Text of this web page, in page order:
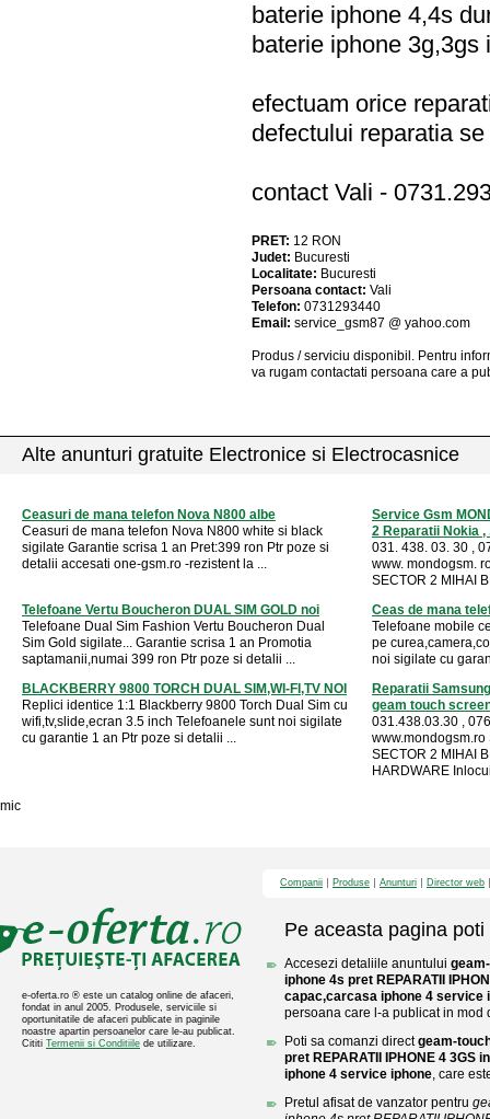
baterie iphone 4,4s
baterie iphone
efectuam orice
defectului reparatia
contact Vali -
PRET: 12 RON
Judet: Bucuresti
Localitate: Bucuresti
Persoana contact: Vali
Telefon: 0731293440
Email: service_gsm87 @ yahoo.com
Produs / serviciu disponibil . Pentru
va rugam contactati persoana care a
Alte anunturi gratuite Electronice si Electrocasnice
Ceasuri de mana telefon Nova N800 albe
Ceasuri de mana telefon Nova N800 white si black
sigilate Garantie scrisa 1 an Pret:399 ron Ptr poze si
detalii accesati one-gsm.ro -rezistent la ...
Service Gsm
2 Reparatii Nokia ,
031. 438. 03. 30 ,
www. mondogsm.
SECTOR 2 MIHAI
Telefoane Vertu Boucheron DUAL SIM GOLD noi
Telefoane Dual Sim Fashion Vertu Boucheron Dual
Sim Gold sigilate... Garantie scrisa 1 an Promotia
saptamanii,numai 399 ron Ptr poze si detalii ...
Ceas de mana
Telefoane mobile
pe
noi sigilate cu
BLACKBERRY 9800 TORCH DUAL SIM,WI-FI,TV NOI
Replici identice 1:1 Blackberry 9800 Torch Dual Sim cu
wifi,tv,slide,ecran 3.5 inch Telefoanele sunt noi sigilate
cu garantie 1 an Ptr poze si detalii ...
Reparatii
geam touch
031.438.03.30 ,
www.mondogsm.ro
SECTOR 2 MIHAI
HARDWARE
mic
e-oferta.ro ® este un catalog online de afaceri,
fondat in anul 2005. Produsele, serviciile si
oportunitatile de afaceri publicate in paginile
noastre apartin persoanelor care le-au publicat.
Cititi Termenii si Conditiile de utilizare.
Companii Produse Anunturi Director web
Pe aceasta pagina poti
Accesezi detaliile anuntului
iphone 4s pret REPARATII
capac,carcasa iphone 4 service
persoana care l-a publicat in mod
Poti sa comanzi directgeam-
pret REPARATII IPHONE 4 3GS
iphone 4 service iphone, care
Pretul afisat de vanzator pentru